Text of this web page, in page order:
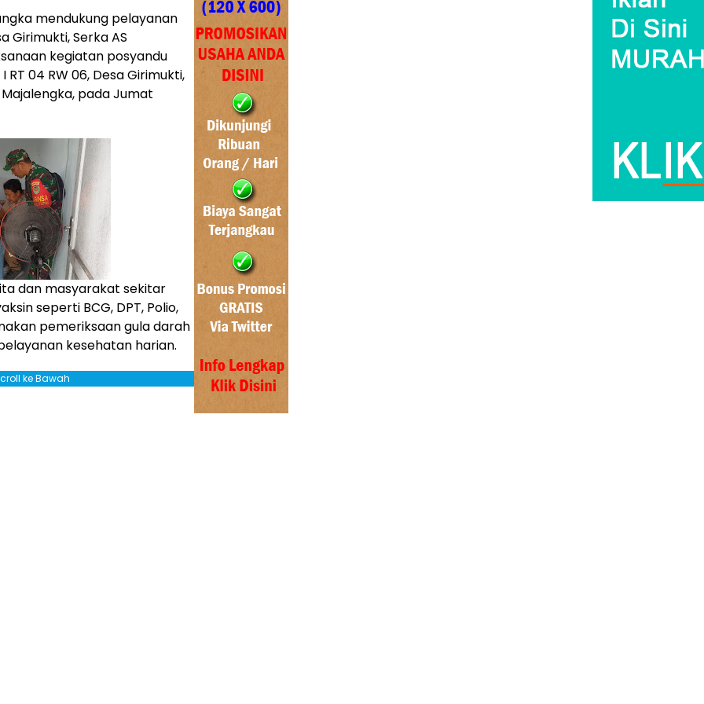
mendukung pelayanan
Girimukti, Serka AS
kegiatan posyandu
04 RW 06, Desa Girimukti,
pada Jumat
dan masyarakat sekitar
seperti BCG, DPT, Polio,
pemeriksaan gula darah
kesehatan harian.
ke Bawah